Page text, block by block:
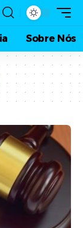
Sobre Nós